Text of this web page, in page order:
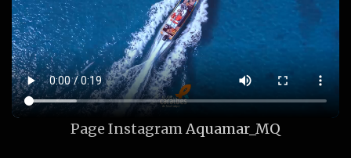
Page InstagramAquamar_MQ